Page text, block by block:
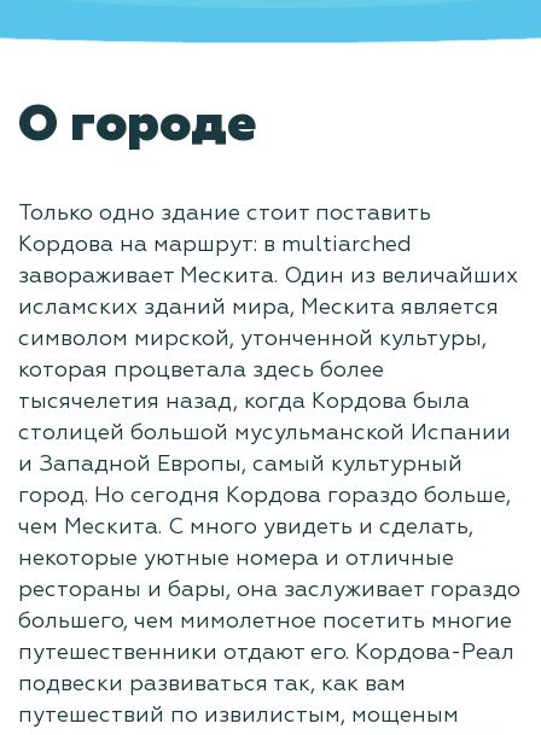
О городе
Только одно здание стоит поставить
Кордова на маршрут: в multiarched
завораживает Мескита. Один из величайших
исламских зданий мира, Мескита является
символом мирской, утонченной культуры,
которая процветала здесь более
тысячелетия назад, когда Кордова была
столицей большой мусульманской Испании
и Западной Европы, самый культурный
город. Но сегодня Кордова гораздо больше,
чем Мескита. С много увидеть и сделать,
некоторые уютные номера и отличные
рестораны и бары, она заслуживает гораздо
большего, чем мимолетное посетить многие
путешественники отдают его. Кордова-Реал
подвески развиваться так, как вам
путешествий по извилистым, мощеным